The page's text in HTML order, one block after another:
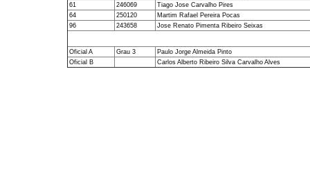
61
246069
Tiago Jose Carvalho Pires
64
250120
Martim Rafael Pereira Pocas
96
243658 Jose Renato Pimenta Ribeiro Seixas
Oficial A Grau 3
Paulo Jorge Almeida Pinto
Oficial B
Carlos Alberto Ribeiro Silva Carvalho Alves